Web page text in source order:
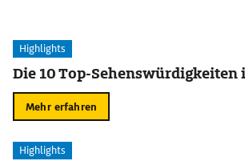
Highlights
Die 10 Top-Sehenswürdigkeiten
Mehr erfahren
Highlights